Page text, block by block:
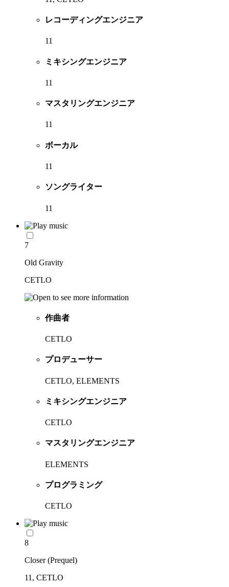
レコーディングエンジニア
11
ミキシングエンジニア
11
マスタリングエンジニア
11
ボーカル
11
ソングライター
11
7
Old Gravity
CETLO
作曲者
CETLO
プロデューサー
CETLO, ELEMENTS
ミキシングエンジニア
CETLO
マスタリングエンジニア
ELEMENTS
プログラミング
CETLO
8
Closer (Prequel)
11, CETLO